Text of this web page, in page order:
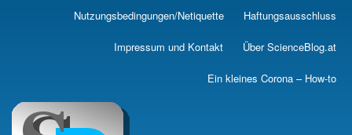
Skip
main
Nutzungsbedingungen/Netiquette Haftungsausschluss
Impressum und Kontakt Über ScienceBlog.at
Ein kleines Corona – How-to